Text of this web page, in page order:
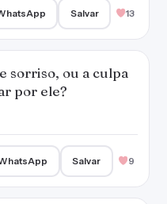
Salvar 13
sorriso, ou a culpa
por ele?
Salvar 9